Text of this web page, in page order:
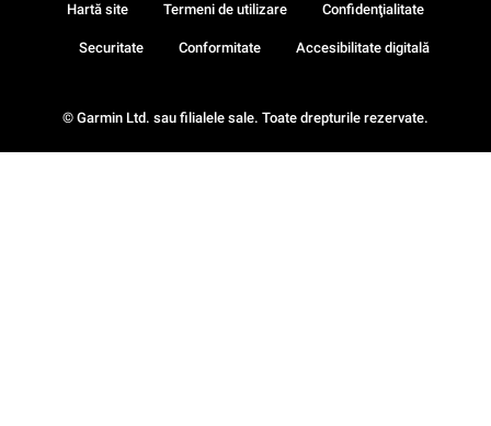
© Garmin Ltd. sau filialele sale. Toate drepturile rezervate.
Hartă site Termeni de utilizare Confidenţialitate
Securitate Conformitate Accesibilitate digitală